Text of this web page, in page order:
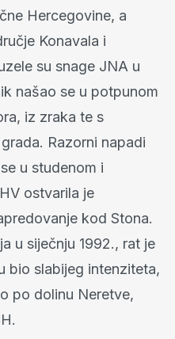
Hercegovine, a
Konavala i
su snage JNA u
našao se u potpunom
iz zraka te s
Razorni napadi
u studenom i
ostvarila je
kod Stona.
u siječnju 1992., rat je
bio slabijeg intenziteta,
po dolinu Neretve,